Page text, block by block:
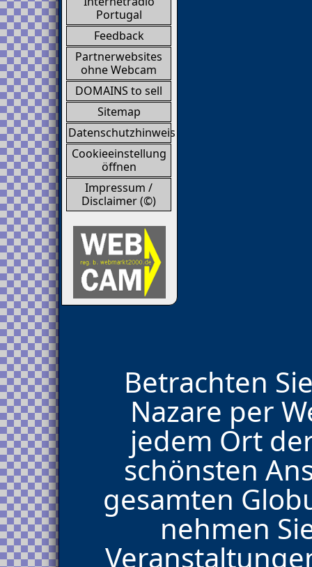
Portugal
Feedback
Partnerwebsites
ohne Webcam
DOMAINS to sell
Sitemap
Datenschutzhinweis
Cookieeinstellung
öffnen
Impressum /
Disclaimer (©)
Betrachten
Nazare per
jedem Ort
schönsten
gesamten
nehmen